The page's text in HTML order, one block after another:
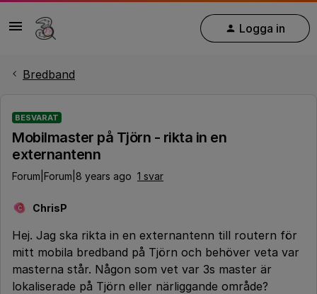
Logga in
Bredband
BESVARAT
Mobilmaster på Tjörn - rikta in en
externantenn
Forum|Forum|8 years ago 1 svar
C ChrisP
Hej. Jag ska rikta in en externantenn till routern för
mitt mobila bredband på Tjörn och behöver veta var
masterna står. Någon som vet var 3s master är
lokaliserade på Tjörn eller närliggande område?